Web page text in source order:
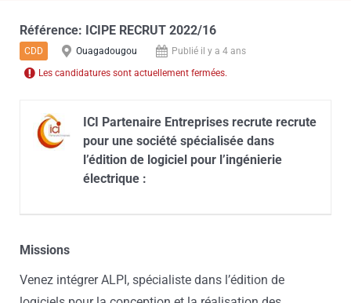
Référence: ICIPE RECRUT 2022/16
CDD Ouagadougou
Publié il y a 4 ans
Les candidatures sont actuellement fermées.
ICI Partenaire Entreprises recrute recrute
pour une société spécialisée dans
l’édition de logiciel pour l’ingénierie
électrique :
Missions
Venez intégrer ALPI, spécialiste dans l’édition de